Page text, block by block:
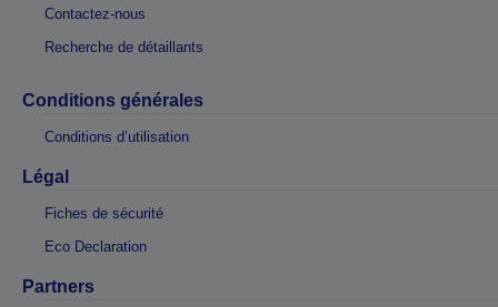
Contactez-nous
Recherche de détaillants
Conditions générales
Conditions d’utilisation
Légal
Fiches de sécurité
Eco Declaration
Partners